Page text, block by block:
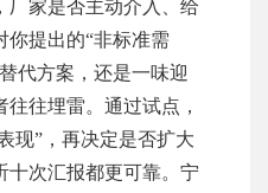
厂家是否主动介入、给
你提出的“非标准需
代方案，还是一味迎
往埋雷。通过试点，
现”，再决定是否扩大
十次汇报都更可靠。宁